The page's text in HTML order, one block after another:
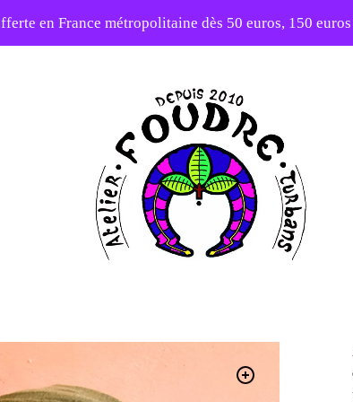
en France métropolitaine dès 50 euros, 150